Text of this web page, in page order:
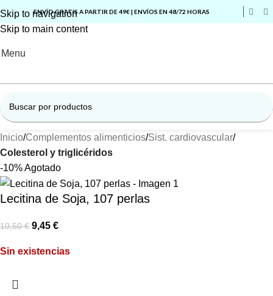
Skip to navigation
Skip to main content
ENVÍO GRATIS A PARTIR DE 49€ | ENVÍOS EN 48/72 HORAS
Menu
Inicio Complementos alimenticios Sist. cardiovascular
Colesterol y triglicéridos
-10%Agotado
Lecitina de Soja, 107 perlas
10,50€ 9,45 €
Sin existencias